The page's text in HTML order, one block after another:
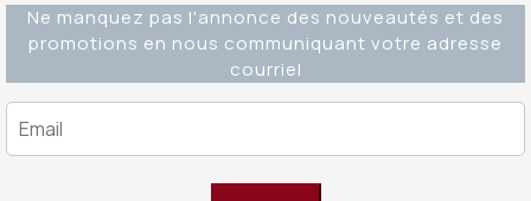
Ne manquez pas l'annonce des nouveautés et des
promotions en nous communiquant votre adresse
courriel